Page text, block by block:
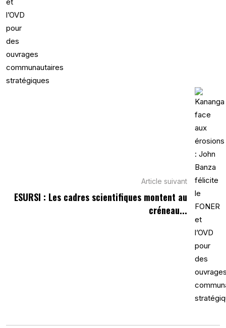
Article suivant
ESURSI : Les cadres scientifiques montent au
créneau...